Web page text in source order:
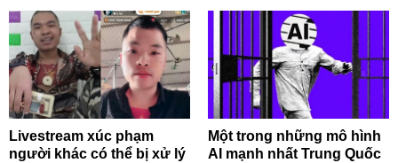
Livestream xúc phạm
người khác có thể bị xử lý
Một trong những mô hình
AI mạnh nhất Trung Quốc